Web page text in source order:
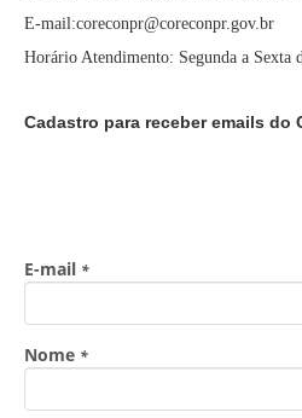
E-mail:coreconpr@coreconpr.gov.br
Horário Atendimento: Segunda a Sexta
Cadastro para receber emails do